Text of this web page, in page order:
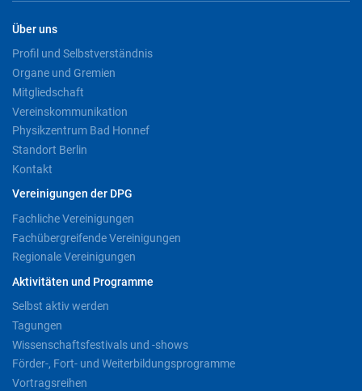
Über uns
Profil und Selbstverständnis
Organe und Gremien
Mitgliedschaft
Vereinskommunikation
Physikzentrum Bad Honnef
Standort Berlin
Kontakt
Vereinigungen der DPG
Fachliche Vereinigungen
Fachübergreifende Vereinigungen
Regionale Vereinigungen
Aktivitäten und Programme
Selbst aktiv werden
Tagungen
Wissenschaftsfestivals und -shows
Förder-, Fort- und Weiterbildungsprogramme
Vortragsreihen